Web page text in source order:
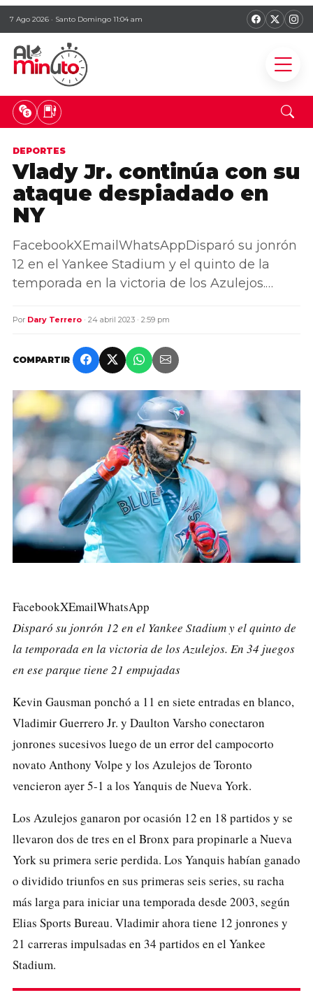
7 Ago 2026 · Santo Domingo 11:04 am
DEPORTES
Vlady Jr. continúa con su
ataque despiadado en
NY
FacebookXEmailWhatsAppDisparó su jonrón
12 en el Yankee Stadium y el quinto de la
temporada en la victoria de los Azulejos.…
Por Dary Terrero · 24 abril 2023 · 2:59 pm
COMPARTIR
FacebookXEmailWhatsApp
Disparó su jonrón 12 en el Yankee Stadium y el quinto de
la temporada en la victoria de los Azulejos. En 34 juegos
en ese parque tiene 21 empujadas
Kevin Gausman ponchó a 11 en siete entradas en blanco,
Vladimir Guerrero Jr. y Daulton Varsho conectaron
jonrones sucesivos luego de un error del campocorto
novato Anthony Volpe y los Azulejos de Toronto
vencieron ayer 5-1 a los Yanquis de Nueva York.
Los Azulejos ganaron por ocasión 12 en 18 partidos y se
llevaron dos de tres en el Bronx para propinarle a Nueva
York su primera serie perdida. Los Yanquis habían ganado
o dividido triunfos en sus primeras seis series, su racha
más larga para iniciar una temporada desde 2003, según
Elias Sports Bureau. Vladimir ahora tiene 12 jonrones y
21 carreras impulsadas en 34 partidos en el Yankee
Stadium.